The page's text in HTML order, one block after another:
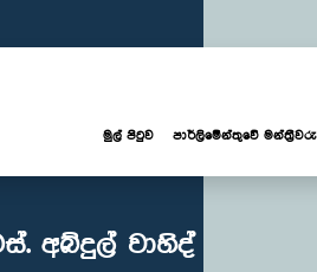
මුල් පිටුව පාර්ලි‌මේන්තුවේ මන්ත්‍රීවරු
අබ්දුල් වාහිද්